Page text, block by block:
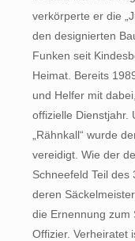
verkörperte er die
den designierten
Funken seit
Heimat. Bereits
und Helfer mit
offizielle Dienstjahr.
„Rähnkall“ wurde
vereidigt. Wie der
Schneefeld Teil des
deren
die Ernennung zum
Offizier. Verheiratet